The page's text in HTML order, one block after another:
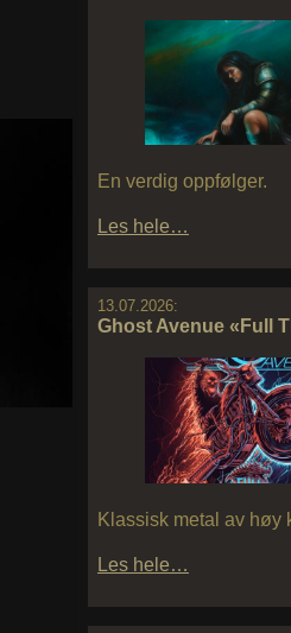
En verdig oppfølger.
Les hele…
13.07.2026:
Ghost Avenue «Full
Klassisk metal av høy
Les hele…